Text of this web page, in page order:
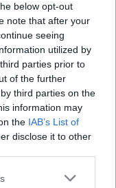
below opt-out
note that after your
seeing
utilized by
parties prior to
of the further
third parties on the
information may
the IAB’s List of
disclose it to other
adottati a
di
previdenziali